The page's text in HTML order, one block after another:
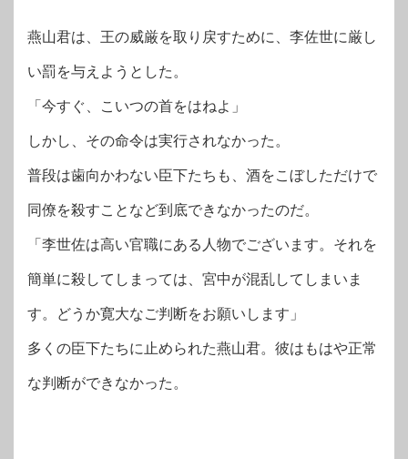
燕山君は、王の威厳を取り戻すために、李佐世に厳し
い罰を与えようとした。
「今すぐ、こいつの首をはねよ」
しかし、その命令は実行されなかった。
普段は歯向かわない臣下たちも、酒をこぼしただけで
同僚を殺すことなど到底できなかったのだ。
「李世佐は高い官職にある人物でございます。それを
簡単に殺してしまっては、宮中が混乱してしまいま
す。どうか寛大なご判断をお願いします」
多くの臣下たちに止められた燕山君。彼はもはや正常
な判断ができなかった。